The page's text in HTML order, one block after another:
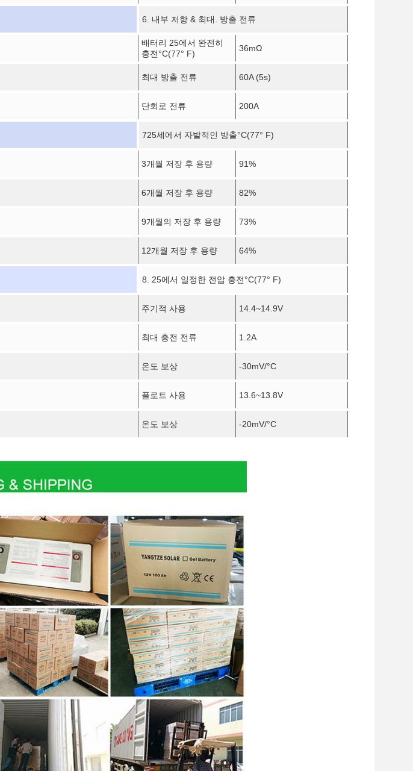
6. 내부 저항 & 최대. 방출 전류
배터리 25에서 완전히
충전°C(77° F)
36mΩ
최대 방출 전류 60A (5s)
단회로 전류 200A
725세에서 자발적인 방출°C(77° F)
3개월 저장 후 용량 91%
6개월 저장 후 용량 82%
9개월의 저장 후 용량 73%
12개월 저장 후 용량 64%
8. 25에서 일정한 전압 충전°C(77° F)
주기적 사용 14.4~14.9V
최대 충전 전류 1.2A
온도 보상 -30mV/°C
플로트 사용 13.6~13.8V
온도 보상 -20mV/°C